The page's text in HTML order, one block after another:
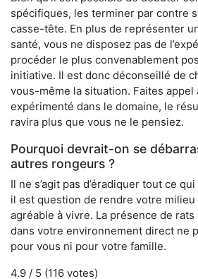
spécifiques, les terminer par contre
casse-tête. En plus de représenter
santé, vous ne disposez pas de
procéder le plus convenablement
initiative. Il est donc déconseillé de
vous-même la situation. Faites
expérimenté dans le domaine, le
ravira plus que vous ne le pensiez.
Pourquoi devrait-on se
autres rongeurs ?
Il ne s’agit pas d’éradiquer tout ce
il est question de rendre votre milieu
agréable à vivre. La présence de
dans votre environnement direct ne
pour vous ni pour votre famille.
4.9 / 5 (116 votes)